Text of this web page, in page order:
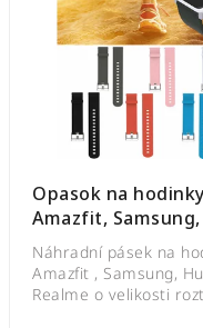
Opasok na
Amazfit,
Huawei, Honor
Náhradní pásek na
Amazfit , Samsung,
Realme o velikosti